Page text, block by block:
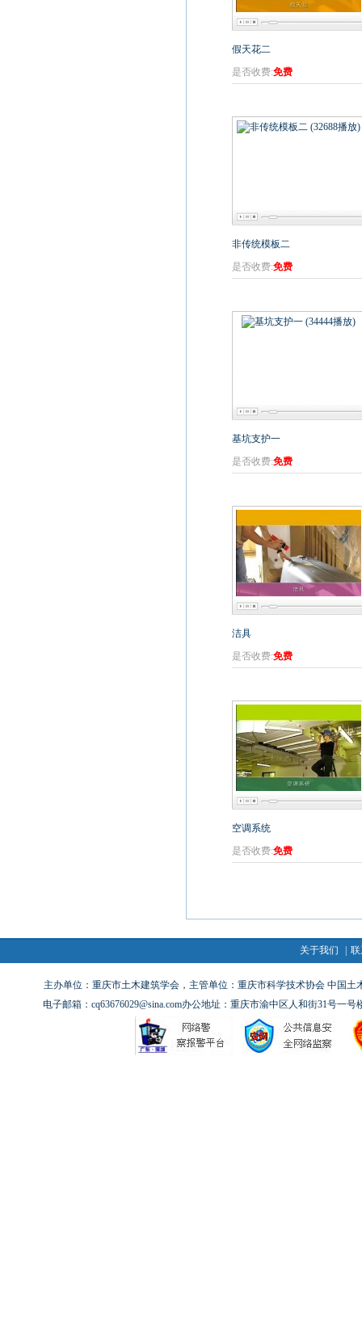
假天花二
是否收费:免费
非传统模板二
是否收费:免费
基坑支护一
是否收费:免费
洁具
是否收费:免费
空调系统
是否收费:免费
关于我们
主办单位：重庆市土木建筑学会，主管单位：重庆市科学技术协会 中国
电子邮箱：cq63676029@sina.com办公地址：重庆市渝中区人和街31号一号